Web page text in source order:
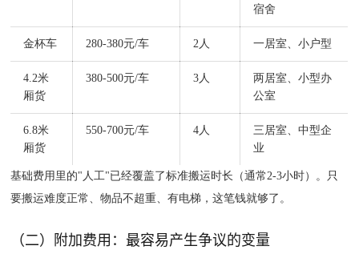
宿舍
金杯车 280-380元/车 2人 一居室、小户型
4.2米
厢货
380-500元/车 3人
两居室、小型办
公室
6.8米
厢货
550-700元/车 4人
三居室、中型企
业
基础费用里的"人工"已经覆盖了标准搬运时长（通常2-3小时）。只
要搬运难度正常、物品不超重、有电梯，这笔钱就够了。
（二）附加费用：最容易产生争议的变量